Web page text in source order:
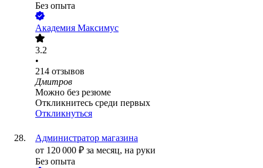
Без опыта
Академия Максимус
3.2
•
214 отзывов
Дмитров
Можно без резюме
Откликнитесь среди первых
Откликнуться
Администратор магазина
от 120 000 ₽ за месяц, на руки
Без опыта